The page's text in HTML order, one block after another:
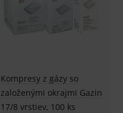
Kompresy z gázy so
založenými okrajmi Gazin
17/8 vrstiev, 100 ks